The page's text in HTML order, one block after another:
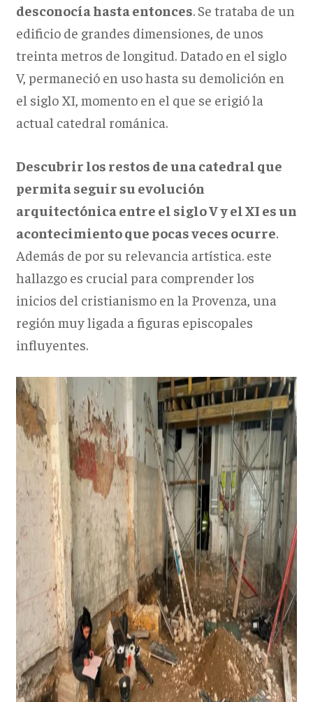
desconocía hasta entonces. Se trataba de un
edificio de grandes dimensiones, de unos
treinta metros de longitud. Datado en el siglo
V, permaneció en uso hasta su demolición en
el siglo XI, momento en el que se erigió la
actual catedral románica.
Descubrir los restos de una catedral que
permita seguir su evolución
arquitectónica entre el siglo V y el XI es un
acontecimiento que pocas veces ocurre.
Además de por su relevancia artística. este
hallazgo es crucial para comprender los
inicios del cristianismo en la Provenza, una
región muy ligada a figuras episcopales
influyentes.